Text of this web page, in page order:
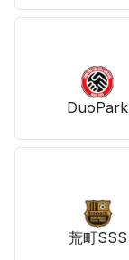
DuoPark
荒町SSS